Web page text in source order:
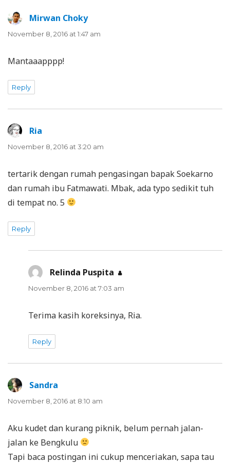
Mirwan Chokysays:
November 8, 2016 at 1:47 am
Mantaaapppp!
Reply
Ria
November 8, 2016 at 3:20 am
tertarik dengan rumah pengasingan bapak Soekarno
dan rumah ibu Fatmawati. Mbak, ada typo sedikit tuh
di tempat no. 5
Reply
Relinda Puspita says:
November 8, 2016 at 7:03 am
Terima kasih koreksinya, Ria.
Reply
Sandra
November 8, 2016 at 8:10 am
Aku kudet dan kurang piknik, belum pernah jalan-
jalan ke Bengkulu
Tapi baca postingan ini cukup menceriakan, sapa tau